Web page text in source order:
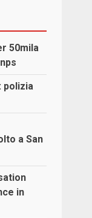
50mila
polizia
a San
in